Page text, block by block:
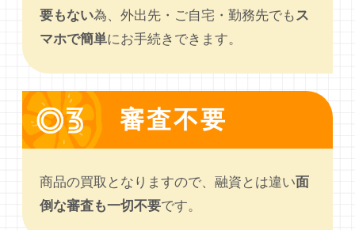
要もない為、外出先・ご自宅・勤務先でも ス
マホで簡単にお手続きできます。
審査不要
商品の買取となりますので、融資とは違い面
倒な審査も一切不要です。